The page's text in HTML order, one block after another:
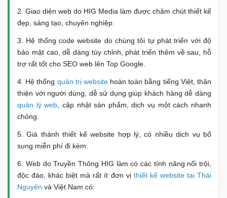
2. Giao diện web do HIG Media làm được chăm chút thiết kế
đẹp, sáng tạo, chuyên nghiệp.
3. Hệ thống code website do chúng tôi tự phát triển với độ
bảo mật cao, dễ dàng tùy chỉnh, phát triển thêm về sau, hỗ
trợ rất tốt cho SEO web lên Top Google.
4. Hệ thống quản trị websitehoàn toàn bằng tiếng Việt, thân
thiện với người dùng, dễ sử dụng giúp khách hàng dễ dàng
quản lý web , cập nhật sản phẩm, dịch vụ một cách nhanh
chóng.
5. Giá thành thiết kế website hợp lý, có nhiều dịch vụ bổ
sung miễn phí đi kèm.
6. Web do Truyền Thông HIG làm có các tính năng nổi trội,
độc đáo, khác biệt mà rất ít đơn vị thiết kế website tại Thái
Nguyên và Việt Nam có: